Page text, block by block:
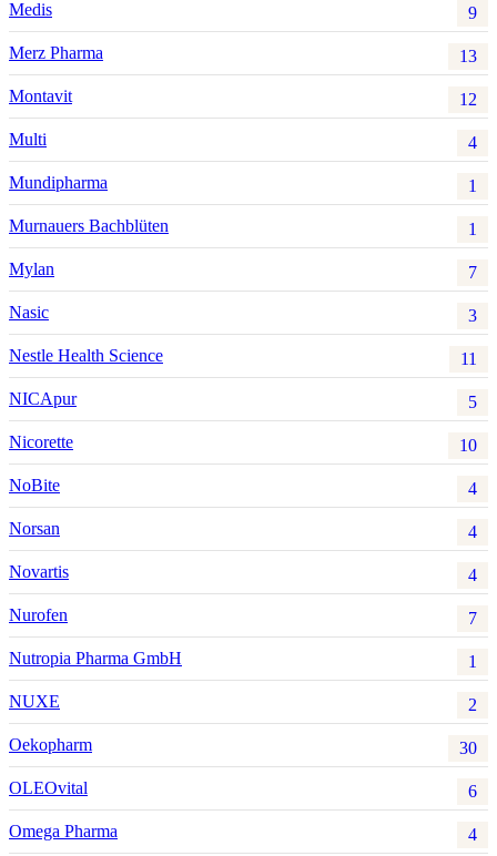
Medis 9
Merz Pharma 13
Montavit 12
Multi 4
Mundipharma 1
Murnauers Bachblüten 1
Mylan 7
Nasic 3
Nestle Health Science 11
NICApur 5
Nicorette 10
NoBite 4
Norsan 4
Novartis 4
Nurofen 7
Nutropia Pharma GmbH 1
NUXE 2
Oekopharm 30
OLEOvital 6
Omega Pharma 4